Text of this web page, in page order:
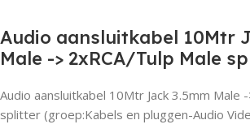
Audio aansluitkabel 10Mtr
Male -> 2xRCA/Tulp Male
Audio aansluitkabel 10Mtr Jack 3.5mm Male
splitter (groep:Kabels en pluggen-Audio